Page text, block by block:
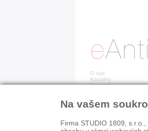
O nás
Kontakty
Recenze
Detail položky
Na vašem
Firma STUDIO 1809,